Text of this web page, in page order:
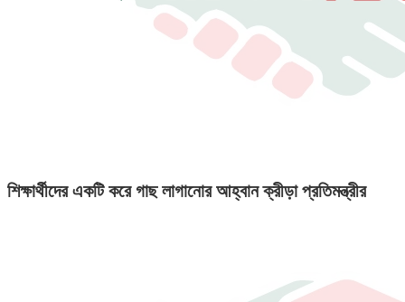
শিক্ষার্থীদের একটি করে গাছ লাগানোর আহ্বান ক্রীড়া প্রতিমন্ত্রীর